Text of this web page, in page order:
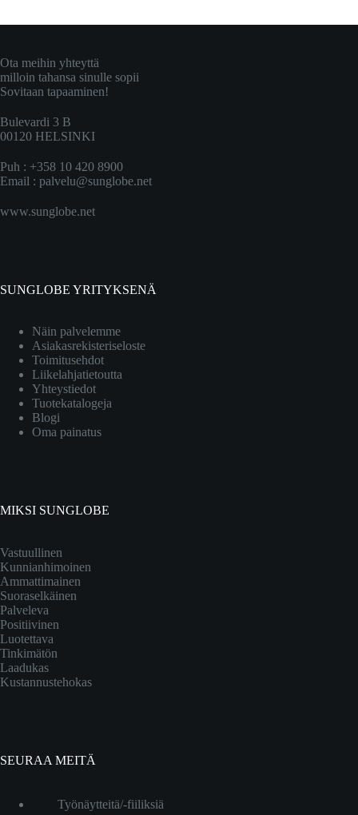
Ota meihin yhteyttä
milloin tahansa sinulle sopii
Sovitaan tapaaminen!
Bulevardi 3 B
00120 HELSINKI
Puh : +358 10 420 8900
Email : palvelu@sunglobe.net
www.sunglobe.net
SUNGLOBE YRITYKSENÄ
Näin palvelemme
Asiakasrekisteriseloste
Toimitusehdot
Liikelahjatietoutta
Yhteystiedot
Tuotekatalogeja
Blogi
Oma painatus
MIKSI SUNGLOBE
Vastuullinen
Kunnianhimoinen
Ammattimainen
Suoraselkäinen
Palveleva
Positiivinen
Luotettava
Tinkimätön
Laadukas
Kustannustehokas
SEURAA MEITÄ
Työnäytteitä/-fiiliksiä